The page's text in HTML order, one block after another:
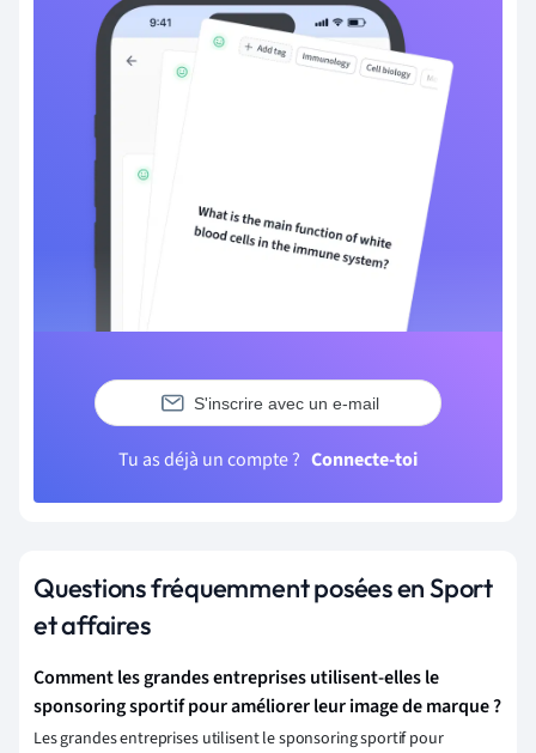
S'inscrire avec un e-mail
Tu as déjà un compte ? Connecte-toi
Questions fréquemment posées en Sport
et affaires
Comment les grandes entreprises utilisent-elles le
sponsoring sportif pour améliorer leur image de marque ?
Les grandes entreprises utilisent le sponsoring sportif pour